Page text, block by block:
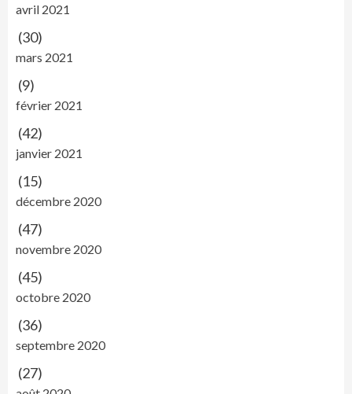
avril 2021
(30)
mars 2021
(9)
février 2021
(42)
janvier 2021
(15)
décembre 2020
(47)
novembre 2020
(45)
octobre 2020
(36)
septembre 2020
(27)